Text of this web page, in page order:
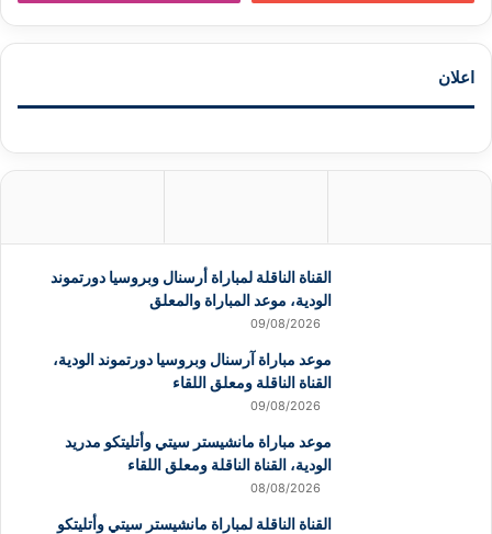
اعلان
القناة الناقلة لمباراة أرسنال وبروسيا دورتموند
الودية، موعد المباراة والمعلق
09/08/2026
موعد مباراة آرسنال وبروسيا دورتموند الودية،
القناة الناقلة ومعلق اللقاء
09/08/2026
موعد مباراة مانشيستر سيتي وأتليتكو مدريد
الودية، القناة الناقلة ومعلق اللقاء
08/08/2026
القناة الناقلة لمباراة مانشيستر سيتي وأتليتكو